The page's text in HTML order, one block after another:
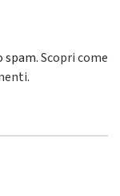
spam.Scopri come
.